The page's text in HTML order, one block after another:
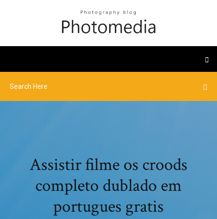
Assistir filme os croods
completo dublado em
portugues gratis